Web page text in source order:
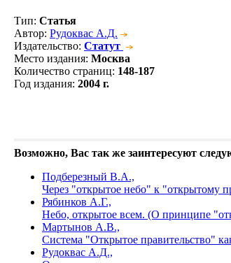
Тип: Статья
Автор: Рудоквас А.Д.
Издательство: Статут
Место издания: Москва
Количество страниц: 148-187
Год издания: 2004 г.
Возможно, Вас так же заинтересуют
Подберезный В.А.,
Через "открытое небо" к "открытому
Рябинков А.Г.,
Небо, открытое всем. (О принципе
Мартынов А.В.,
Система "Открытое правительство"
Рудоквас А.Д.,